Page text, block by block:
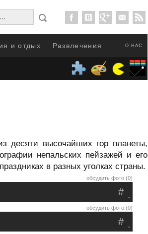
О НАС
и отдых Развлечения
десяти высочайших гор планеты,
непальских пейзажей и его
в разных уголках страны.
обсудить фото (0)
.
#
обсудить фото (0)
.
#